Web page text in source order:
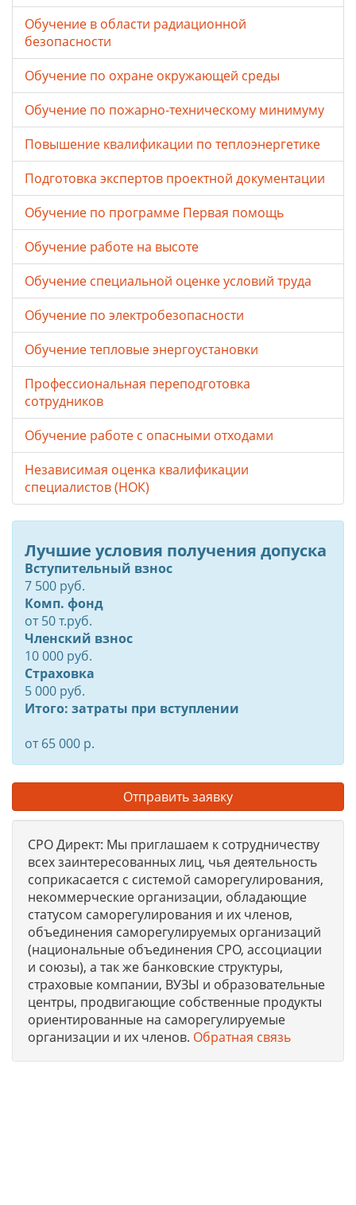
Обучение в области радиационной
безопасности
Обучение по охране окружающей среды
Обучение по пожарно-техническому минимуму
Повышение квалификации по теплоэнергетике
Подготовка экспертов проектной документации
Обучение по программе Первая помощь
Обучение работе на высоте
Обучение специальной оценке условий труда
Обучение по электробезопасности
Обучение тепловые энергоустановки
Профессиональная переподготовка
сотрудников
Обучение работе с опасными отходами
Независимая оценка квалификации
специалистов (НОК)
Лучшие условия получения допуска
Вступительный взнос
7 500 руб.
Комп. фонд
от50т.руб.
Членский взнос
10 000 руб.
Страховка
5 000 руб.
Итого: затраты при вступлении
от 65 000 р.
Отправить заявку
СРО Директ: Мы приглашаем к сотрудничеству
всех заинтересованных лиц, чья деятельность
соприкасается с системой саморегулирования,
некоммерческие организации, обладающие
статусом саморегулирования и их членов,
объединения саморегулируемых организаций
(национальные объединения СРО, ассоциации
и союзы), а так же банковские структуры,
страховые компании, ВУЗЫ и образовательные
центры, продвигающие собственные продукты
ориентированные на саморегулируемые
организации и их членов. Обратная связь